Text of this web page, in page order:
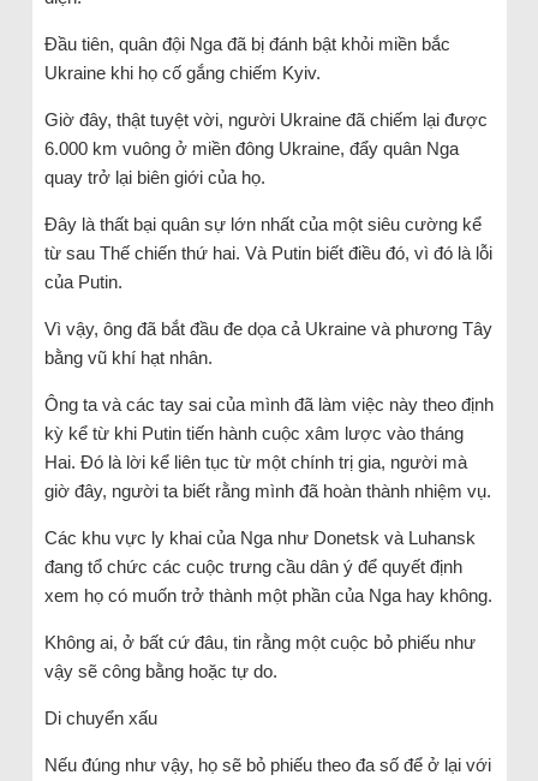
Đầu tiên, quân đội Nga đã bị đánh bật khỏi miền bắc
Ukraine khi họ cố gắng chiếm Kyiv.
Giờ đây, thật tuyệt vời, người Ukraine đã chiếm lại được
6.000 km vuông ở miền đông Ukraine, đẩy quân Nga
quay trở lại biên giới của họ.
Đây là thất bại quân sự lớn nhất của một siêu cường kể
từ sau Thế chiến thứ hai. Và Putin biết điều đó, vì đó là lỗi
của Putin.
Vì vậy, ông đã bắt đầu đe dọa cả Ukraine và phương Tây
bằng vũ khí hạt nhân.
Ông ta và các tay sai của mình đã làm việc này theo định
kỳ kể từ khi Putin tiến hành cuộc xâm lược vào tháng
Hai. Đó là lời kể liên tục từ một chính trị gia, người mà
giờ đây, người ta biết rằng mình đã hoàn thành nhiệm vụ.
Các khu vực ly khai của Nga như Donetsk và Luhansk
đang tổ chức các cuộc trưng cầu dân ý để quyết định
xem họ có muốn trở thành một phần của Nga hay không.
Không ai, ở bất cứ đâu, tin rằng một cuộc bỏ phiếu như
vậy sẽ công bằng hoặc tự do.
Di chuyển xấu
Nếu đúng như vậy, họ sẽ bỏ phiếu theo đa số để ở lại với